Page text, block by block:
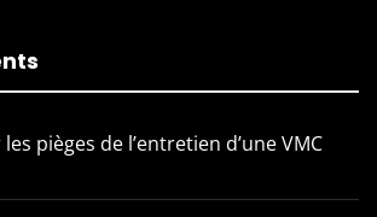
pièges de l’entretien d’une VMC